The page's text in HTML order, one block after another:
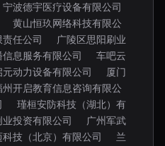
宁波德宇医疗设备有限公司
黄山恒玖网络科技有限公
任公司
广陵区思阳刷业
息服务有限公司
车吧云
元动力设备有限公司
厦门
州开启教育信息咨询有限公
瑾桓安防科技（湖北）有
投资有限公司
广州军武
科技（北京）有限公司
兰